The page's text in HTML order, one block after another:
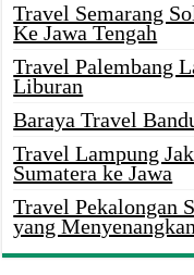
Travel Semarang
Ke Jawa Tengah
Travel Palembang
Liburan
Baraya Travel
Travel Lampung
Sumatera ke Jawa
Travel Pekalongan
yang Menyenangkan